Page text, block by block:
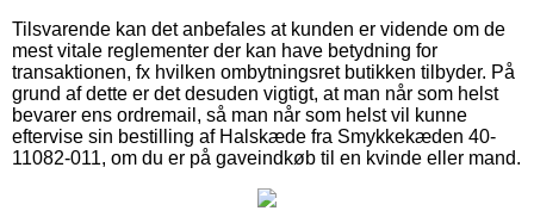
Tilsvarende kan det anbefales at kunden er vidende om de
mest vitale reglementer der kan have betydning for
transaktionen, fx hvilken ombytningsret butikken tilbyder. På
grund af dette er det desuden vigtigt, at man når som helst
bevarer ens ordremail, så man når som helst vil kunne
eftervise sin bestilling af Halskæde fra Smykkekæden 40-
11082-011, om du er på gaveindkøb til en kvinde eller mand.